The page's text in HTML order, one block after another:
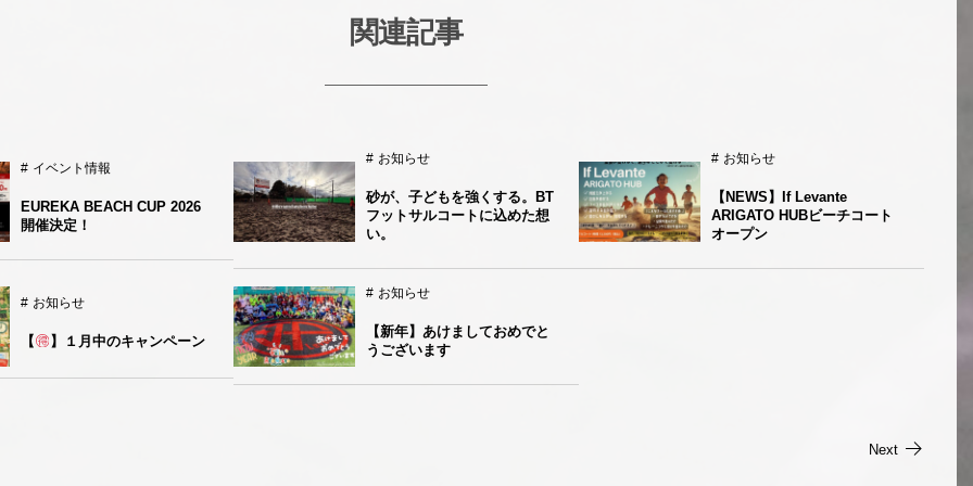
関連記事
イベント情報
EUREKA BEACH CUP 2026
開催決定！
お知らせ
砂が、子どもを強くする。BT
フットサルコートに込めた想
い。
お知らせ
【NEWS】If Levante
ARIGATO HUBビーチコート
オープン
お知らせ
【 】１月中のキャンペーン
お知らせ
【新年】あけましておめでと
うございます
Next